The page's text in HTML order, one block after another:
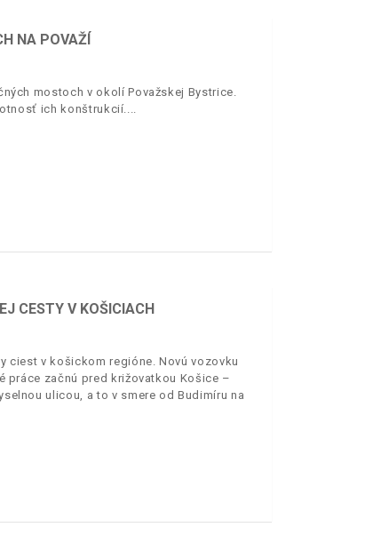
NA POVAŽÍ
mostoch v okolí Považskej Bystrice.
ich konštrukcií.
CESTY V KOŠICIACH
v košickom regióne. Novú vozovku
práce začnú pred križovatkou Košice –
ulicou, a to v smere od Budimíru na